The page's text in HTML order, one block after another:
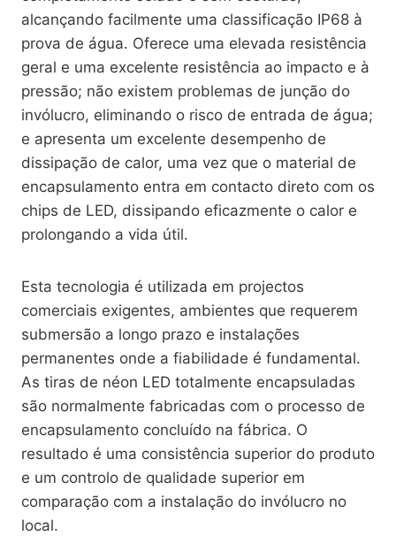
alcançando facilmente uma classificação IP68 à
prova de água. Oferece uma elevada resistência
geral e uma excelente resistência ao impacto e à
pressão; não existem problemas de junção do
invólucro, eliminando o risco de entrada de água;
e apresenta um excelente desempenho de
dissipação de calor, uma vez que o material de
encapsulamento entra em contacto direto com os
chips de LED, dissipando eficazmente o calor e
prolongando a vida útil.
Esta tecnologia é utilizada em projectos
comerciais exigentes, ambientes que requerem
submersão a longo prazo e instalações
permanentes onde a fiabilidade é fundamental.
As tiras de néon LED totalmente encapsuladas
são normalmente fabricadas com o processo de
encapsulamento concluído na fábrica. O
resultado é uma consistência superior do produto
e um controlo de qualidade superior em
comparação com a instalação do invólucro no
local.